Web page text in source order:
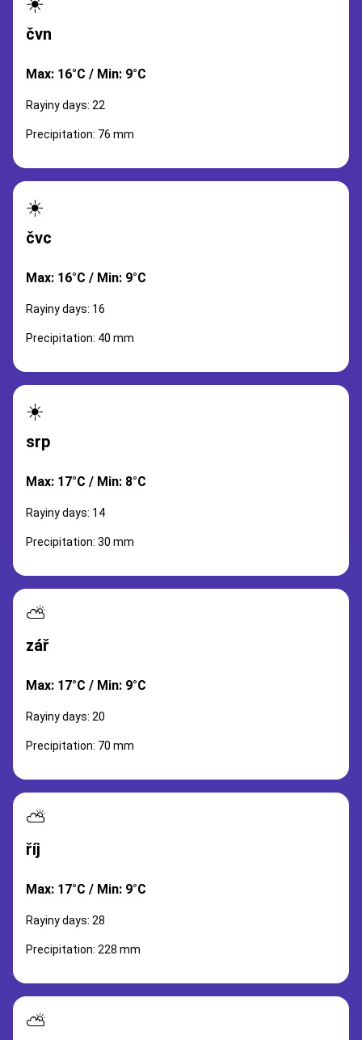
čvn
Max: 16°C / Min: 9°C
Rayiny days: 22
Precipitation: 76 mm
☀️
čvc
Max: 16°C / Min: 9°C
Rayiny days: 16
Precipitation: 40 mm
☀️
srp
Max: 17°C / Min: 8°C
Rayiny days: 14
Precipitation: 30 mm
⛅
zář
Max: 17°C / Min: 9°C
Rayiny days: 20
Precipitation: 70 mm
⛅
říj
Max: 17°C / Min: 9°C
Rayiny days: 28
Precipitation: 228 mm
⛅